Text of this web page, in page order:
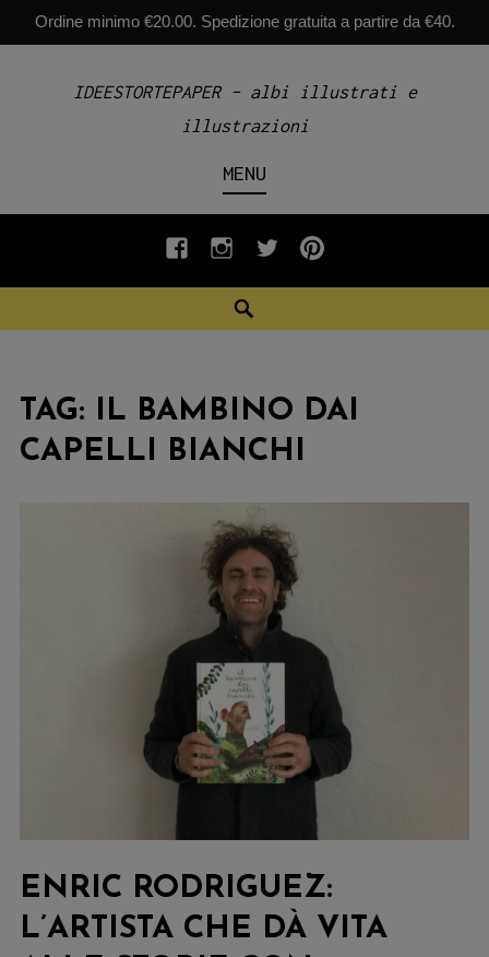
Ordine minimo €20.00. Spedizione gratuita a partire da €40.
IDEESTORTEPAPER – albi illustrati e
illustrazioni
MENU
fb INSTAGRAM
twiterpinterest
TAG: IL BAMBINO DAI
CAPELLI BIANCHI
ENRIC RODRIGUEZ:
L’ARTISTA CHE DÀ VITA